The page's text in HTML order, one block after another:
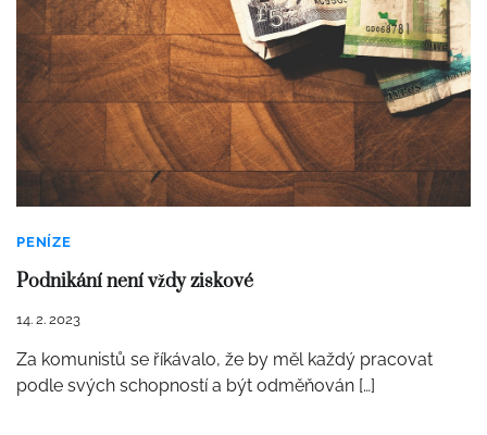
PENÍZE
Podnikání není vždy ziskové
14. 2. 2023
Za komunistů se říkávalo, že by měl každý pracovat
podle svých schopností a být odměňován […]